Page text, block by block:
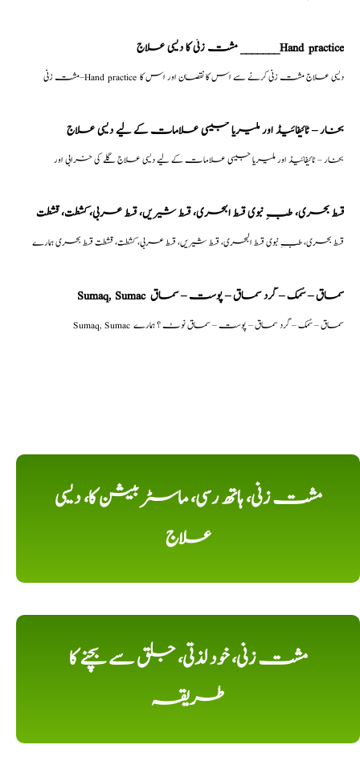
مشت زنی کا دیسی علاج _______Hand practice
مشت زنی–Hand practice دیسی علاج مشت زنی کرنے سے اس کا نقصان اور اس کا
بخار – ٹائیفائیڈ اور ملیریا جیسی علامات کے لیے دیسی علاج
بخار – ٹائیفائیڈ اور ملیریا جیسی علامات کے لیے دیسی علاج گلے کی خرابی اور
قسط بحری، طبِ نبوی قسط البحری، قسط شیریں، قسط عربی، كشطت، قشطت
قسط بحری، طبِ نبوی قسط البحری، قسط شیریں، قسط عربی، كشطت، قشطت قسط بحری ہمارے
Sumaq, Sumac سماق – سُمک – گرد سماق – پوست – سماق
Sumaq, Sumac سماق – سُمک – گرد سماق – پوست – سماق نوٹ ؟ ہمارے
مشت زنی، ہاتھ رسی، ماسٹر بیشن کا، دیسی
علاج
مشت زنی، خود لذتی، جلق سے بچنے کا
طریقہ